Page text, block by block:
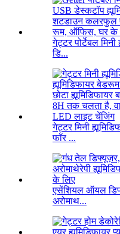
गेट्टर पोर्टेबल
डि...
गेट्टर मिनी
फॉर ...
एसेंशियल ऑयल
अरोमाथ...